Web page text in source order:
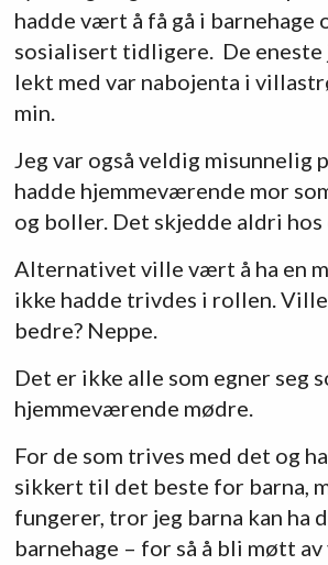
hadde vært å få gå i barnehage
sosialisert tidligere. De eneste
lekt med var nabojenta i
min.
Jeg var også veldig misunnelig
hadde hjemmeværende mor
og boller. Det skjedde aldri hos
Alternativet ville vært å ha en
ikke hadde trivdes i rollen.
bedre? Neppe.
Det er ikke alle som egner seg
hjemmeværende mødre.
For de som trives med det og
sikkert til det beste for barna,
fungerer, tror jeg barna kan ha
barnehage – for så å bli møtt av